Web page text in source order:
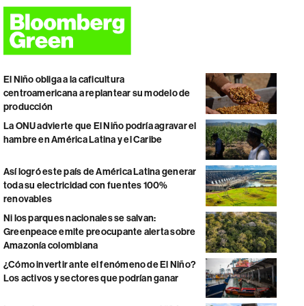
El Niño obliga a la caficultura
centroamericana a replantear su modelo de
producción
La ONU advierte que El Niño podría agravar el
hambre en América Latina y el Caribe
Así logró este país de América Latina generar
toda su electricidad con fuentes 100%
renovables
Ni los parques nacionales se salvan:
Greenpeace emite preocupante alerta sobre
Amazonía colombiana
¿Cómo invertir ante el fenómeno de El Niño?
Los activos y sectores que podrían ganar